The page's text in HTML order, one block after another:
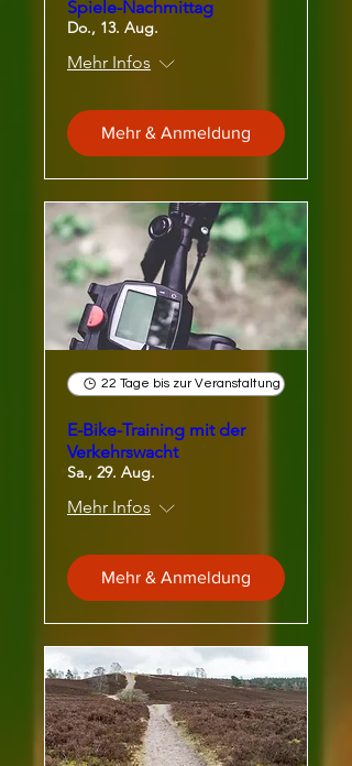
Spiele-Nachmittag
Do., 13. Aug.
Mehr Infos
Mehr & Anmeldung
22 Tage bis zur Veranstaltung
E-Bike-Training mit der
Verkehrswacht
Sa., 29. Aug.
Mehr Infos
Mehr & Anmeldung